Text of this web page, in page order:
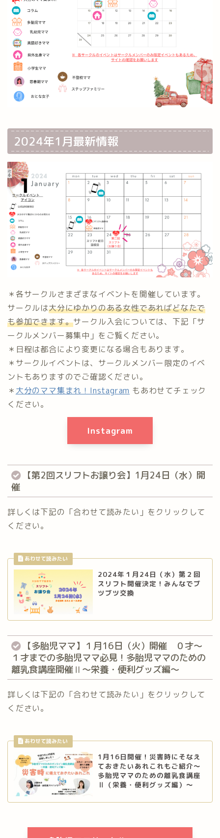
2024年1月最新情報
＊各サークルさまざまなイベントを開催しています。
サークルは大分にゆかりのある女性であればどなたで
も参加できます。サークル入会については、下記「サ
ークルメンバー募集中」をご覧ください。
＊日程は都合により変更になる場合もあります。
＊サークルイベントは、サークルメンバー限定のイベ
ントもありますのでご確認ください。
＊ 大分のママ集まれ！Instagram もあわせてチェック
ください。
Instagram
【第2回スリフトお譲り会】1月24日（水）開
催
詳しくは下記の「合わせて読みたい」をクリックして
ください。
2024年１月24日（水）第２回
スリフト開催決定！みんなでブ
ツブツ交換
【多胎児ママ】１月16日（火）開催 ０才～
１才までの多胎児ママ必見！多胎児ママのための
離乳食講座開催Ⅱ〜栄養・便利グッズ編〜
詳しくは下記の「合わせて読みたい」をクリックして
ください。
1月16日開催！災害時にそなえ
ておきたいあれこれもご紹介～
多胎児ママのための離乳食講座
Ⅱ（栄養・便利グッズ編）～